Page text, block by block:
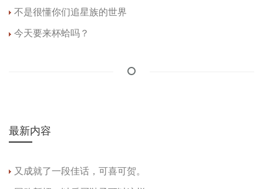
不是很懂你们追星族的世界
今天要来杯蛤吗？
最新内容
又成就了一段佳话，可喜可贺。